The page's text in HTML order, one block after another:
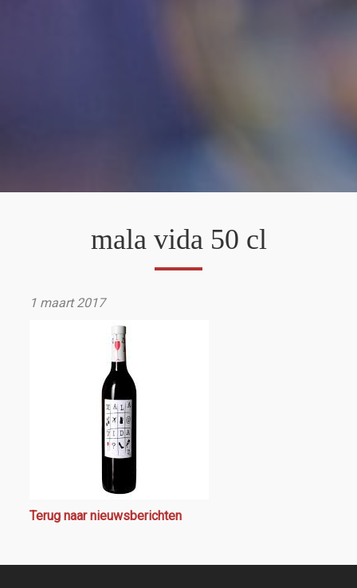
mala vida 50 cl
1 maart 2017
Terug naar nieuwsberichten